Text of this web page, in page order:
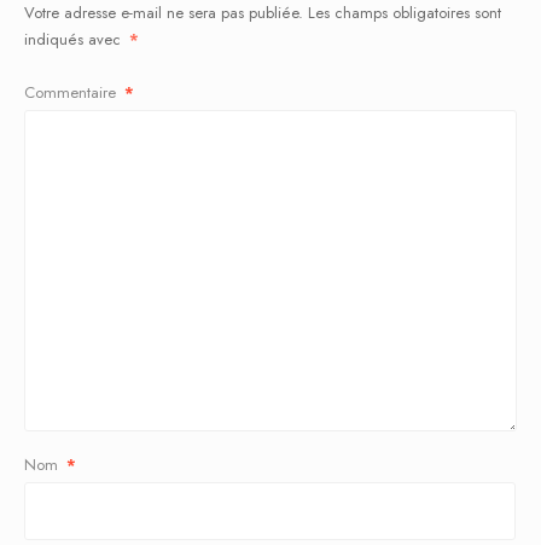
Votre adresse e-mail ne sera pas publiée. Les champs obligatoires sont
indiqués avec *
Commentaire *
Nom *